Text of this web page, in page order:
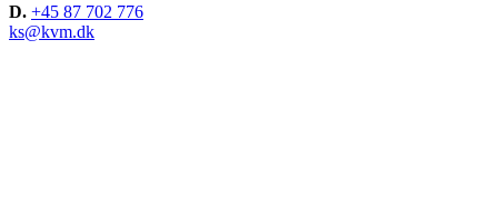
D. +45 87 702 776
ks@kvm.dk